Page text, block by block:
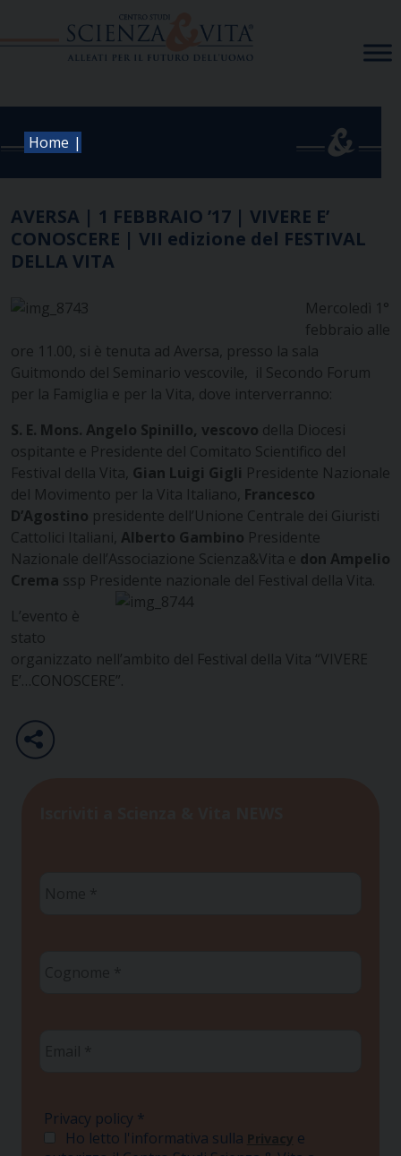
Home |
AVERSA | 1 FEBBRAIO ’17 | VIVERE E’
CONOSCERE | VII edizione del FESTIVAL
DELLA VITA
Mercoledì 1°
febbraio alle
ore 11.00, si è tenuta ad Aversa, presso la sala
Guitmondo del Seminario vescovile, il Secondo Forum
per la Famiglia e per la Vita, dove interverranno:
S. E. Mons. Angelo Spinillo, vescovo della Diocesi
ospitante e Presidente del Comitato Scientifico del
Festival della Vita, Gian Luigi Gigli Presidente Nazionale
del Movimento per la Vita Italiano, Francesco
D’Agostino presidente dell’Unione Centrale dei Giuristi
Cattolici Italiani, Alberto Gambino Presidente
Nazionale dell’Associazione Scienza&Vita e don Ampelio
Crema ssp Presidente nazionale del Festival della Vita.
L’evento è
stato
organizzato nell’ambito del Festival della Vita “VIVERE
E’…CONOSCERE”.
Privacy policy *
Ho letto l'informativa sulla Privacy e